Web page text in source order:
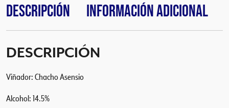
S
I
O
t
d
Descripción Información adicional
DESCRIPCIÓN
Viñador: Chacho Asensio
Alcohol: 14.5%